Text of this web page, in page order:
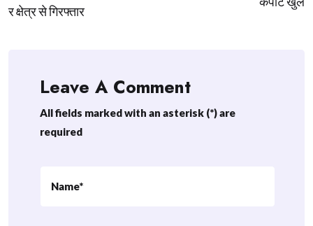
र क्षेत्र से गिरफ्तार
Leave A Comment
All fields marked with an asterisk (*) are
required